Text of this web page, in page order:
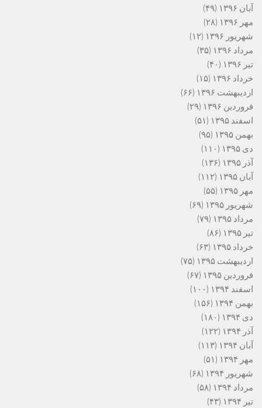
آبان ۱۳۹۶
(۴۹)
مهر ۱۳۹۶
(۲۸)
شهریور ۱۳۹۶
(۱۲)
مرداد ۱۳۹۶
(۳۵)
تیر ۱۳۹۶
(۴۰)
خرداد ۱۳۹۶
(۱۵)
اردیبهشت ۱۳۹۶
(۶۶)
فروردین ۱۳۹۶
(۲۹)
اسفند ۱۳۹۵
(۵۱)
بهمن ۱۳۹۵
(۹۵)
دی ۱۳۹۵
(۱۱۰)
آذر ۱۳۹۵
(۱۳۶)
آبان ۱۳۹۵
(۱۱۲)
مهر ۱۳۹۵
(۵۵)
شهریور ۱۳۹۵
(۶۹)
مرداد ۱۳۹۵
(۷۹)
تیر ۱۳۹۵
(۸۶)
خرداد ۱۳۹۵
(۶۳)
اردیبهشت ۱۳۹۵
(۷۵)
فروردین ۱۳۹۵
(۶۷)
اسفند ۱۳۹۴
(۱۰۰)
بهمن ۱۳۹۴
(۱۵۶)
دی ۱۳۹۴
(۱۸۰)
آذر ۱۳۹۴
(۱۲۲)
آبان ۱۳۹۴
(۱۱۳)
مهر ۱۳۹۴
(۵۱)
شهریور ۱۳۹۴
(۶۸)
مرداد ۱۳۹۴
(۵۸)
تیر ۱۳۹۴
(۴۳)